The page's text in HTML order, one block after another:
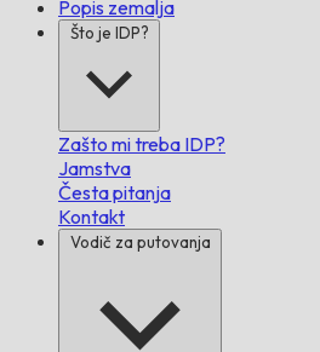
Popis zemalja
Što je IDP?
Zašto mi treba IDP?
Jamstva
Česta pitanja
Kontakt
Vodič za putovanja